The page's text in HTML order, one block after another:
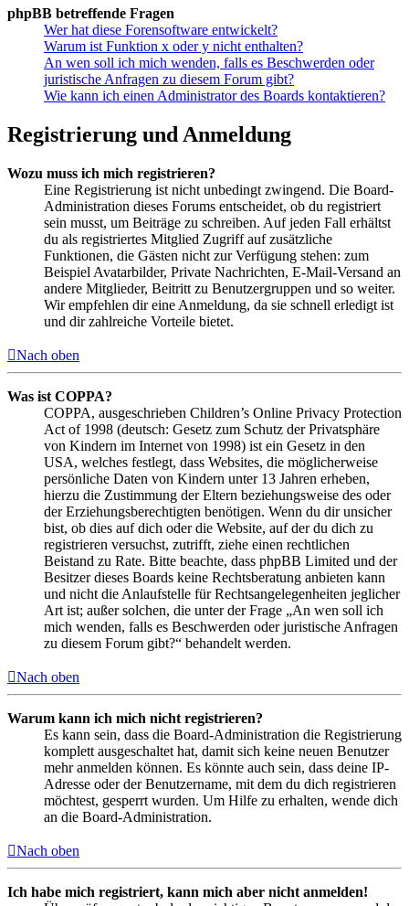
phpBB betreffende Fragen
Wer hat diese Forensoftware entwickelt?
Warum ist Funktion x oder y nicht enthalten?
An wen soll ich mich wenden, falls es Beschwerden oder
juristische Anfragen zu diesem Forum gibt?
Wie kann ich einen Administrator des Boards kontaktieren?
Registrierung und Anmeldung
Wozu muss ich mich registrieren?
Eine Registrierung ist nicht unbedingt zwingend. Die Board-
Administration dieses Forums entscheidet, ob du registriert
sein musst, um Beiträge zu schreiben. Auf jeden Fall erhältst
du als registriertes Mitglied Zugriff auf zusätzliche
Funktionen, die Gästen nicht zur Verfügung stehen: zum
Beispiel Avatarbilder, Private Nachrichten, E-Mail-Versand an
andere Mitglieder, Beitritt zu Benutzergruppen und so weiter.
Wir empfehlen dir eine Anmeldung, da sie schnell erledigt ist
und dir zahlreiche Vorteile bietet.
Nach oben
Was ist COPPA?
COPPA, ausgeschrieben Children’s Online Privacy Protection
Act of 1998 (deutsch: Gesetz zum Schutz der Privatsphäre
von Kindern im Internet von 1998) ist ein Gesetz in den
USA, welches festlegt, dass Websites, die möglicherweise
persönliche Daten von Kindern unter 13 Jahren erheben,
hierzu die Zustimmung der Eltern beziehungsweise des oder
der Erziehungsberechtigten benötigen. Wenn du dir unsicher
bist, ob dies auf dich oder die Website, auf der du dich zu
registrieren versuchst, zutrifft, ziehe einen rechtlichen
Beistand zu Rate. Bitte beachte, dass phpBB Limited und der
Besitzer dieses Boards keine Rechtsberatung anbieten kann
und nicht die Anlaufstelle für Rechtsangelegenheiten jeglicher
Art ist; außer solchen, die unter der Frage „An wen soll ich
mich wenden, falls es Beschwerden oder juristische Anfragen
zu diesem Forum gibt?“ behandelt werden.
Nach oben
Warum kann ich mich nicht registrieren?
Es kann sein, dass die Board-Administration die Registrierung
komplett ausgeschaltet hat, damit sich keine neuen Benutzer
mehr anmelden können. Es könnte auch sein, dass deine IP-
Adresse oder der Benutzername, mit dem du dich registrieren
möchtest, gesperrt wurden. Um Hilfe zu erhalten, wende dich
an die Board-Administration.
Nach oben
Ich habe mich registriert, kann mich aber nicht anmelden!